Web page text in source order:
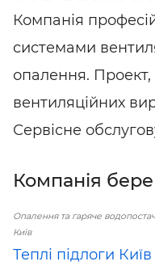
Компанія
системами
опалення.
вентиляційних
Сервісне
Компанія бере
Опалення та гаряче
Київ
Теплі підлоги Київ